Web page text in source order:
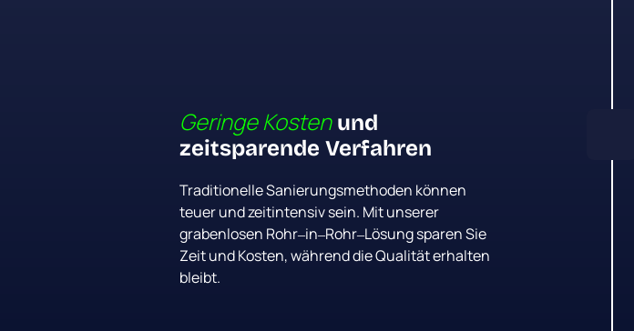
Geringe Kosten und
zeitsparende Verfahren
Traditionelle Sanierungsmethoden
teuer und zeitintensiv sein. Mit
grabenlosen Rohr‒in‒Rohr‒Lösung sparen
Zeit und Kosten, während die Qualität
bleibt.